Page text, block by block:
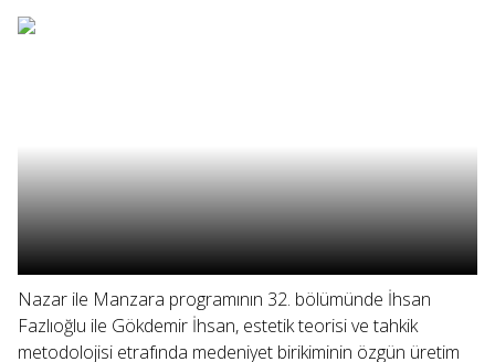
Nazar ile Manzara programının 32. bölümünde İhsan
Fazlıoğlu ile Gökdemir İhsan, estetik teorisi ve tahkik
metodolojisi etrafında medeniyet birikiminin özgün üretim